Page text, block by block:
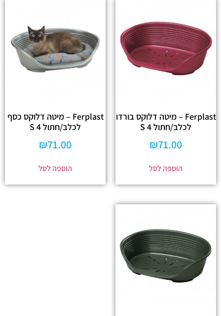
Ferplast – מיטה דלוקס בורדו
לכלב/חתול 4 S
₪71.00
הוספה לסל
Ferplast – מיטה דלוקס כסף
לכלב/חתול 4 S
₪71.00
הוספה לסל